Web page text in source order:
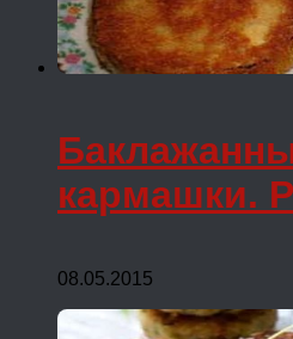
кармашки.
08.05.2015